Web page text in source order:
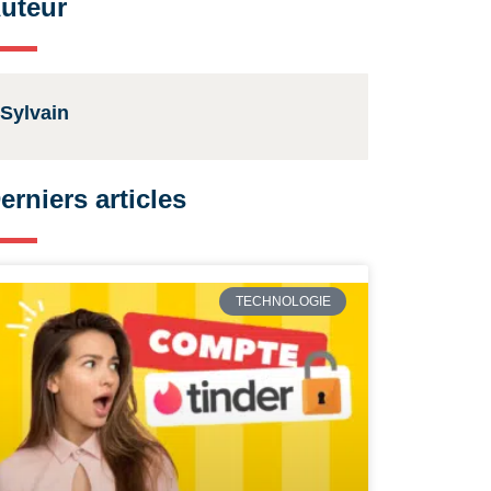
Sylvain
articles
TECHNOLOGIE